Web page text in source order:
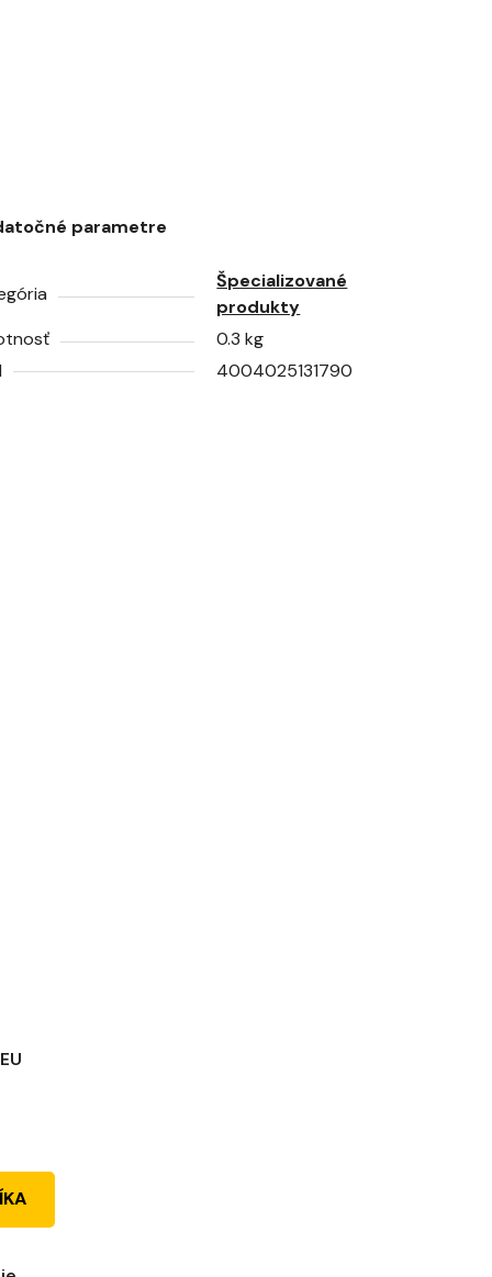
parametre
Špecializované
produkty
0.3 kg
4004025131790